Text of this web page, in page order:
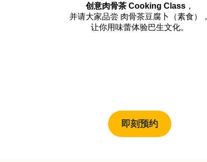
创意肉骨茶 Cooking Class ，
并请大家品尝 肉骨茶豆腐卜（素食），
让你用味蕾体验巴生文化。
即刻预约